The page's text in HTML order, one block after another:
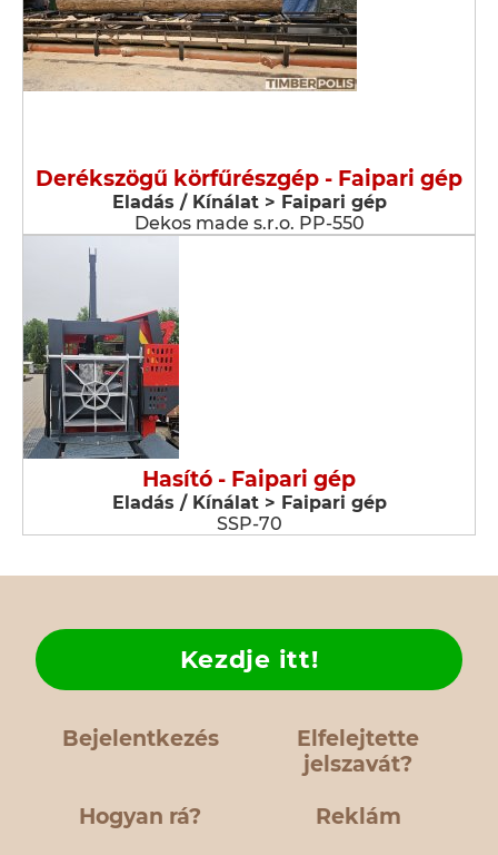
Derékszögű körfűrészgép - Faipari gép
Eladás / Kínálat > Faipari gép
Dekos made s.r.o. PP-550
Hasító - Faipari gép
Eladás / Kínálat > Faipari gép
SSP-70
Bejelentkezés
Elfelejtette
jelszavát?
Hogyan rá?
Kezdje itt!
Reklám